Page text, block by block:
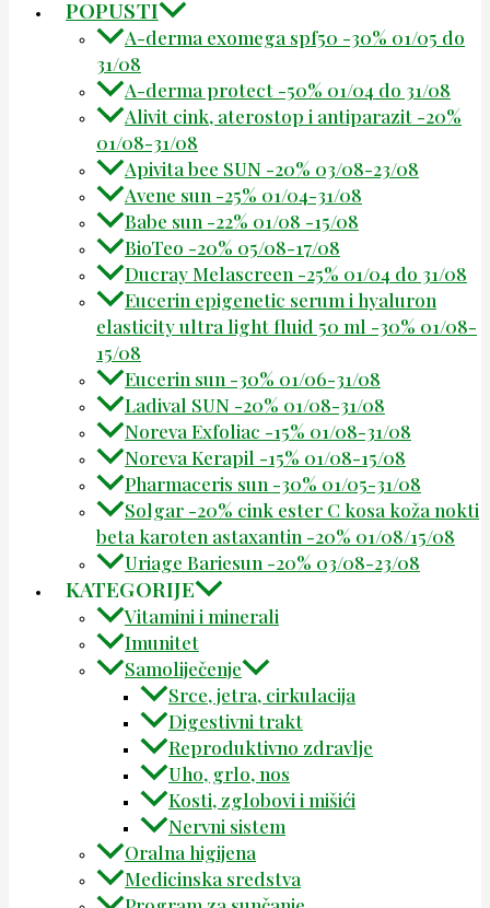
POPUSTI
A-derma exomega spf50 -30% 01/05 do
31/08
A-derma protect -50% 01/04 do 31/08
Alivit cink, aterostop i antiparazit -20%
01/08-31/08
Apivita bee SUN -20% 03/08-23/08
Avene sun -25% 01/04-31/08
Babe sun -22% 01/08 -15/08
BioTeo -20% 05/08-17/08
Ducray Melascreen -25% 01/04 do 31/08
Eucerin epigenetic serum i hyaluron
elasticity ultra light fluid 50 ml -30% 01/08-
15/08
Eucerin sun -30% 01/06-31/08
Ladival SUN -20% 01/08-31/08
Noreva Exfoliac -15% 01/08-31/08
Noreva Kerapil -15% 01/08-15/08
Pharmaceris sun -30% 01/05-31/08
Solgar -20% cink ester C kosa koža nokti
beta karoten astaxantin -20% 01/08/15/08
Uriage Bariesun -20% 03/08-23/08
KATEGORIJE
Vitamini i minerali
Imunitet
Samoliječenje
Srce, jetra, cirkulacija
Digestivni trakt
Reproduktivno zdravlje
Uho, grlo, nos
Kosti, zglobovi i mišići
Nervni sistem
Oralna higijena
Medicinska sredstva